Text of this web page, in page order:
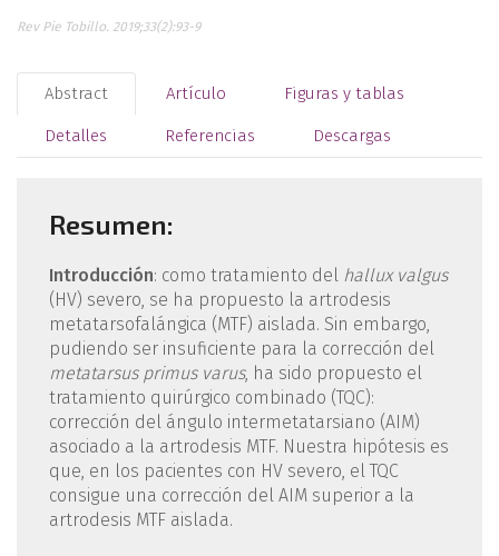
Rev Pie Tobillo. 2019;33(2):93-9
Abstract Artículo Figuras y tablas
Detalles Referencias Descargas
Resumen:
Introducción: como tratamiento del hallux valgus
(HV) severo, se ha propuesto la artrodesis
metatarsofalángica (MTF) aislada. Sin embargo,
pudiendo ser insuficiente para la corrección del
metatarsus primus varus, ha sido propuesto el
tratamiento quirúrgico combinado (TQC):
corrección del ángulo intermetatarsiano (AIM)
asociado a la artrodesis MTF. Nuestra hipótesis es
que, en los pacientes con HV severo, el TQC
consigue una corrección del AIM superior a la
artrodesis MTF aislada.